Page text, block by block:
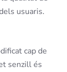
usuaris.
cap de
senzill és